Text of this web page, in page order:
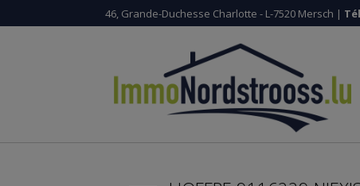
46, Grande-Duchesse Charlotte - L-7520 Mersch |